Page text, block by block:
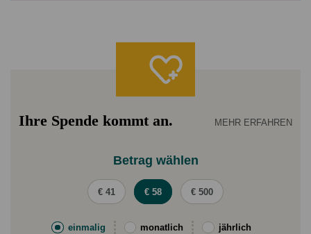
Ihre Spende kommt an. MEHR ERFAHREN
Betrag wählen
€ 41 € 58 € 500
einmalig monatlich jährlich